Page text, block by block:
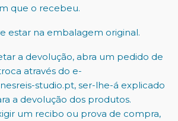
que o recebeu.
estar na embalagem original.
a devolução, abra um pedido de
através do e-
studio.pt, ser-lhe-á explicado
a devolução dos produtos.
um recibo ou prova de compra,